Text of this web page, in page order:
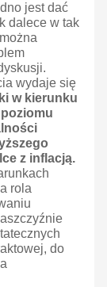
jest dać
dalece w tak
wydaje się
w kierunku
z inflacją.
rola
do